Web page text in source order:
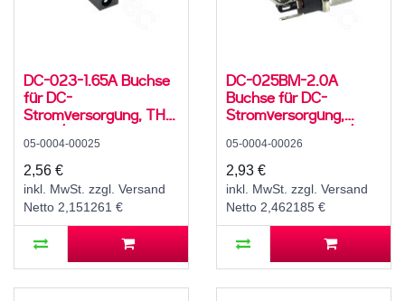
DC-023-1.65A Buchse
für DC-
Stromversorgung, THT,
für 4 / 1,75 mm
Hohlstecker, 30 V, 500
mA, 90°, -20..70 °C
05-0004-00025
2,56 €
inkl. MwSt. zzgl. Versand
Netto 2,151261 €
DC-025BM-2.0A
Buchse für DC-
Stromversorgung,
Lötfahnen, für 5,5 /
2,1mm Hohlstecker, 30
V, 500 mA, 0°, -20..70
°C, C8
05-0004-00026
2,93 €
inkl. MwSt. zzgl. Versand
Netto 2,462185 €